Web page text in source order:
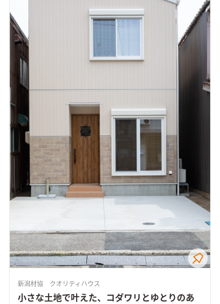
新潟材協 クオリティハウス
小さな土地で叶えた、コダワリとゆとりのあ